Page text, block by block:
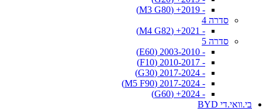
- 2019+ (M3 G80)
סדרה 4
- 2021+ (M4 G82)
סדרה 5
- 2003-2010 (E60)
- 2010-2017 (F10)
- 2017-2024 (G30)
- 2017-2024 (M5 F90)
- 2024+ (G60)
בי.וואי.די BYD